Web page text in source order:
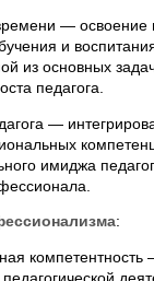
—
и
из основных
педагога.
—
имиджа
:
компетентность